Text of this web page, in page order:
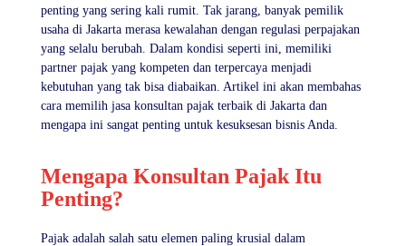
penting yang sering kali rumit. Tak jarang, banyak pemilik
usaha di Jakarta merasa kewalahan dengan regulasi perpajakan
yang selalu berubah. Dalam kondisi seperti ini, memiliki
partner pajak yang kompeten dan terpercaya menjadi
kebutuhan yang tak bisa diabaikan. Artikel ini akan membahas
cara memilih jasa konsultan pajak terbaik di Jakarta dan
mengapa ini sangat penting untuk kesuksesan bisnis Anda.
Mengapa Konsultan Pajak Itu
Penting?
Pajak adalah salah satu elemen paling krusial dalam